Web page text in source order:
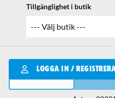
Tillgänglighet i butik
LOGGA IN /
Qantity